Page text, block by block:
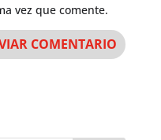
vez que comente.